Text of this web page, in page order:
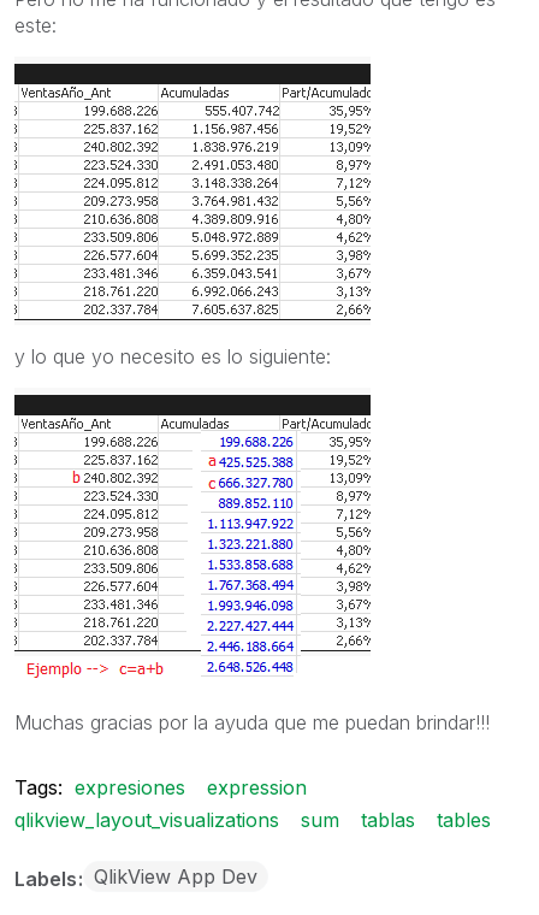
este:
y lo que yo necesito es lo siguiente:
Muchas gracias por la ayuda que me puedan brindar!!!
Tags: expresiones
expression
qlikview_layout_visualizations
sum tablas tables
Labels QlikView App Dev